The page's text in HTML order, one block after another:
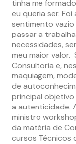
tinha me
eu queria ser.
sentimento
passar a
necessidades,
meu maior valor.
Consultoria e,
maquiagem,
de
principal
a autenticidade.
ministro
da matéria de
cursos Técnicos